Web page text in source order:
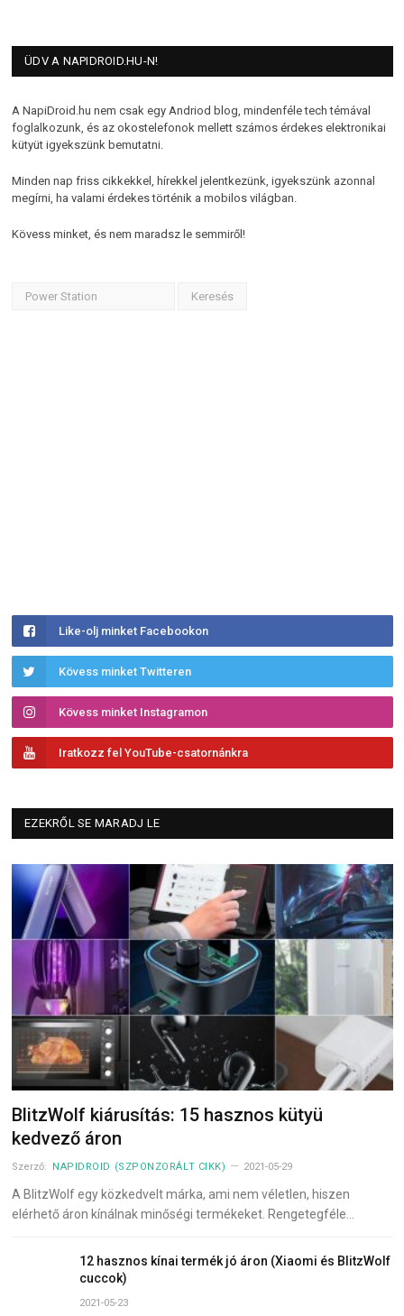
ÜDV A NAPIDROID.HU-N!
A NapiDroid.hu nem csak egy Andriod blog, mindenféle tech témával
foglalkozunk, és az okostelefonok mellett számos érdekes elektronikai
kütyüt igyekszünk bemutatni.
Minden nap friss cikkekkel, hírekkel jelentkezünk, igyekszünk azonnal
megírni, ha valami érdekes történik a mobilos világban.
Kövess minket, és nem maradsz le semmiről!
Like-olj minket Facebookon
Kövess minket Twitteren
Kövess minket Instagramon
Iratkozz fel YouTube-csatornánkra
EZEKRŐL SE MARADJ LE
BlitzWolf kiárusítás: 15 hasznos kütyü
kedvező áron
Szerző: NAPIDROID (SZPONZORÁLT CIKK) 2021-05-29
A BlitzWolf egy közkedvelt márka, ami nem véletlen, hiszen
elérhető áron kínálnak minőségi termékeket. Rengetegféle…
12 hasznos kínai termék jó áron (Xiaomi és BlitzWolf
cuccok)
2021-05-23